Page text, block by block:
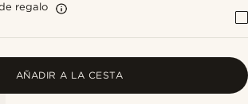
regalo
AÑADIR A LA CESTA